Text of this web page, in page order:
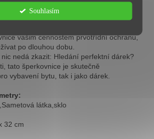
Souhlasím
MDF, kvalitnímu polyuretanovému
vašim cennostem prvotřídní ochranu,
po dlouhou dobu.
nedá zkazit: Hledání perfektní dárek?
tato šperkovnice je skutečně
vybavení bytu, tak i jako dárek.
látka,sklo
32 cm